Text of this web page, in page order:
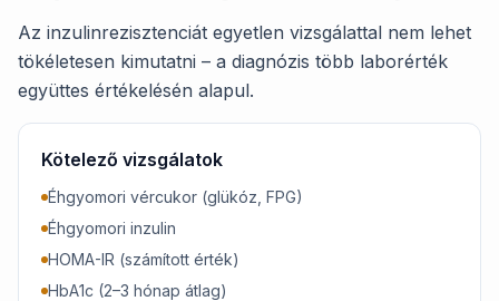
Az inzulinrezisztenciát egyetlen vizsgálattal nem lehet
tökéletesen kimutatni – a diagnózis több laborérték
együttes értékelésén alapul.
Kötelező vizsgálatok
Éhgyomori vércukor (glükóz, FPG)
Éhgyomori inzulin
HOMA-IR (számított érték)
HbA1c (2–3 hónap átlag)